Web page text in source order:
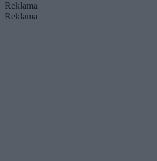
Reklama
Reklama